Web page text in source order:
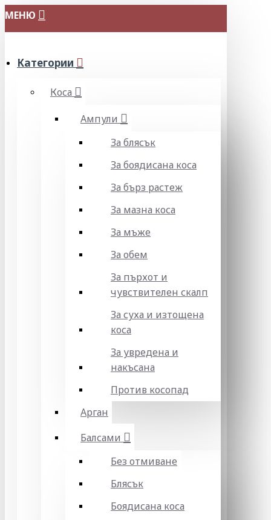
МЕНЮ
Категории
Коса
Ампули
За блясък
За боядисана коса
За бърз растеж
За мазна коса
За мъже
За обем
За пърхот и
чувствителен скалп
За суха и изтощена
коса
За увредена и
накъсана
Против косопад
Арган
Балсами
Без отмиване
Блясък
Боядисана коса